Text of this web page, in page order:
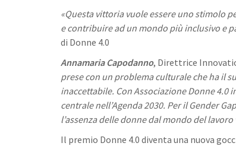
«Questa vittoria vuole essere uno stimolo
e contribuire ad un mondo più inclusivo e
di Donne 4.0
Annamaria Capodanno, Direttrice
prese con un problema culturale che ha il
inaccettabile. Con Associazione Donne
centrale nell’Agenda 2030. Per il Gender
l’assenza delle donne dal mondo del
Il premio Donne 4.0 diventa una nuova